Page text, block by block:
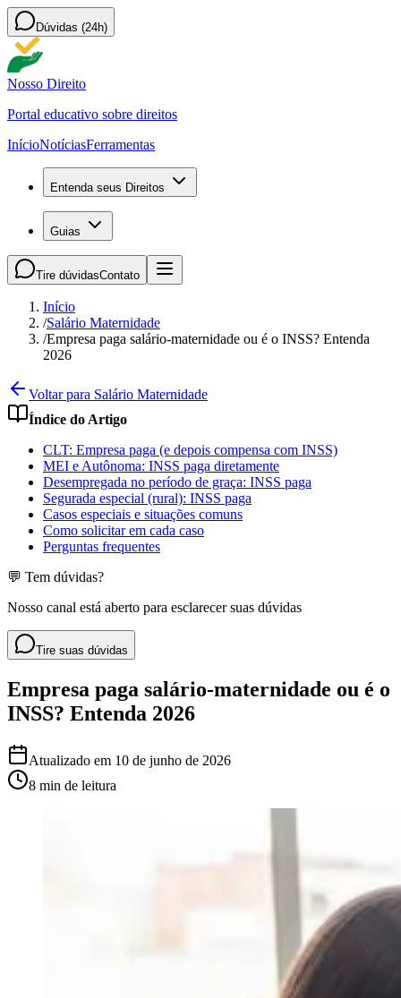
Dúvidas (24h)
Nosso Direito
Portal educativo sobre direitos
InícioNotíciasFerramentas
Entenda seus Direitos
Guias
Tire dúvidasContato
Início
/Salário Maternidade
/Empresa paga salário-maternidade ou é o INSS? Entenda
2026
Voltar para Salário Maternidade
Índice do Artigo
CLT: Empresa paga (e depois compensa com INSS)
MEI e Autônoma: INSS paga diretamente
Desempregada no período de graça: INSS paga
Segurada especial (rural): INSS paga
Casos especiais e situações comuns
Como solicitar em cada caso
Perguntas frequentes
💬 Tem dúvidas?
Nosso canal está aberto para esclarecer suas dúvidas
Tire suas dúvidas
Empresa paga salário-maternidade ou é o
INSS? Entenda 2026
Atualizado em 10 de junho de 2026
8 min de leitura